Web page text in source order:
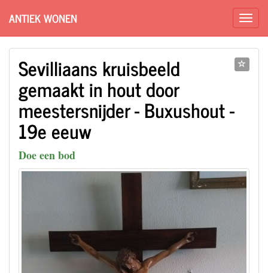
ANTIEK WONEN
Sevilliaans kruisbeeld
gemaakt in hout door
meestersnijder - Buxushout -
19e eeuw
Doe een bod